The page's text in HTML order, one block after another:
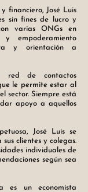
financiero, José Luis
sin fines de lucro y
varias ONGs en
empoderamiento
y orientación a
red de contactos
le permite estar al
sector. Siempre está
apoyo a aquellos
José Luis se
clientes y colegas.
individuales de
según sea
es un economista